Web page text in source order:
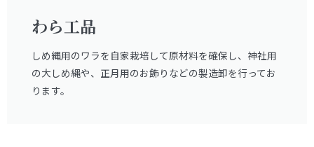
わら工品
しめ縄用のワラを自家栽培して原材料を確保し、神社用
の大しめ縄や、正月用のお飾りなどの製造卸を行ってお
ります。